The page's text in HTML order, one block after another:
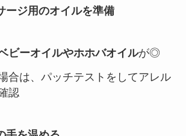
ジ用のオイルを準備
ビーオイルやホホバオイルが◎
合は、パッチテストをしてアレル
認